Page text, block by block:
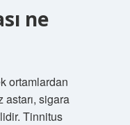
ne
ortamlardan
astarı, sigara
Tinnitus